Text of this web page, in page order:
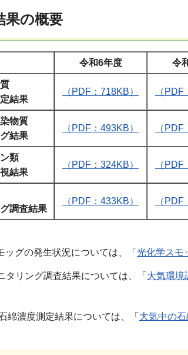
果の概要
令和6年度 令
結果
（PDF：718KB） （PDF
物質
結果
（PDF：493KB） （PDF
類
結果
（PDF：324KB） （PDF
調査結果
（PDF：433KB） （PDF
グの発生状況については、「 光化学スモ
リング調査結果については、「 大気環境
綿濃度測定結果については、「 大気中の